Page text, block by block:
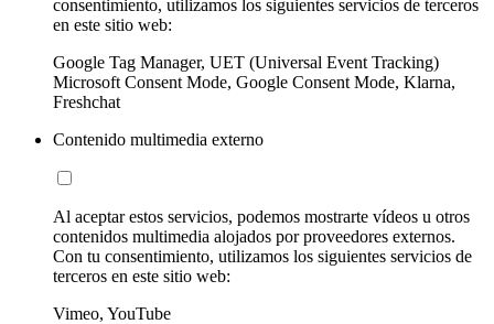
consentimiento, utilizamos los siguientes servicios de terceros
en este sitio web:
Google Tag Manager, UET (Universal Event Tracking)
Microsoft Consent Mode, Google Consent Mode, Klarna,
Freshchat
Contenido multimedia externo
Al aceptar estos servicios, podemos mostrarte vídeos u otros
contenidos multimedia alojados por proveedores externos.
Con tu consentimiento, utilizamos los siguientes servicios de
terceros en este sitio web:
Vimeo, YouTube